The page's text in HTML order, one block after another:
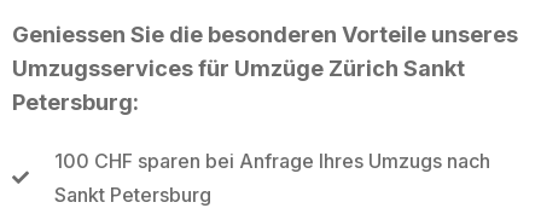
Geniessen Sie die besonderen Vorteile unseres
Umzugsservices für Umzüge Zürich Sankt
Petersburg:
100 CHF sparen bei Anfrage Ihres Umzugs nach
Sankt Petersburg